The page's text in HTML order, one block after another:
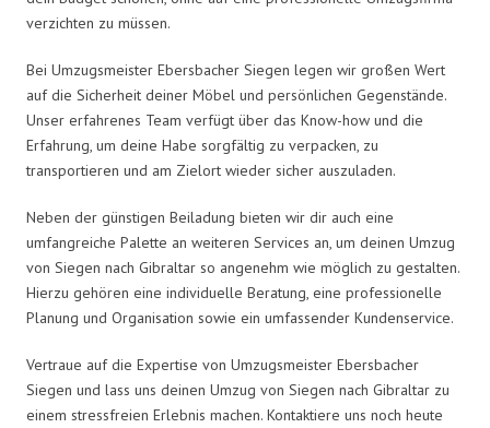
verzichten zu müssen.
Bei Umzugsmeister Ebersbacher Siegen legen wir großen Wert
auf die Sicherheit deiner Möbel und persönlichen Gegenstände.
Unser erfahrenes Team verfügt über das Know-how und die
Erfahrung, um deine Habe sorgfältig zu verpacken, zu
transportieren und am Zielort wieder sicher auszuladen.
Neben der günstigen Beiladung bieten wir dir auch eine
umfangreiche Palette an weiteren Services an, um deinen Umzug
von Siegen nach Gibraltar so angenehm wie möglich zu gestalten.
Hierzu gehören eine individuelle Beratung, eine professionelle
Planung und Organisation sowie ein umfassender Kundenservice.
Vertraue auf die Expertise von Umzugsmeister Ebersbacher
Siegen und lass uns deinen Umzug von Siegen nach Gibraltar zu
einem stressfreien Erlebnis machen. Kontaktiere uns noch heute